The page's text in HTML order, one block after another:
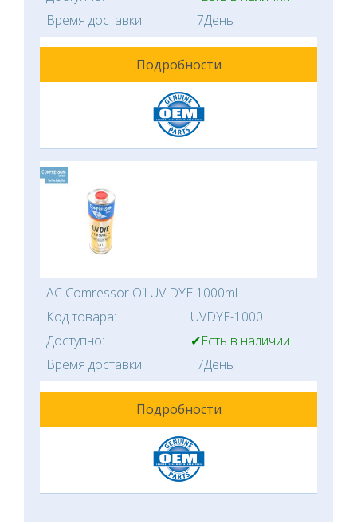
Время доставки:
7День
Подробности
AC Comressor Oil UV DYE 1000ml
Код товара:
UVDYE-1000
Доступно:
✔Есть в наличии
Время доставки:
7День
Подробности